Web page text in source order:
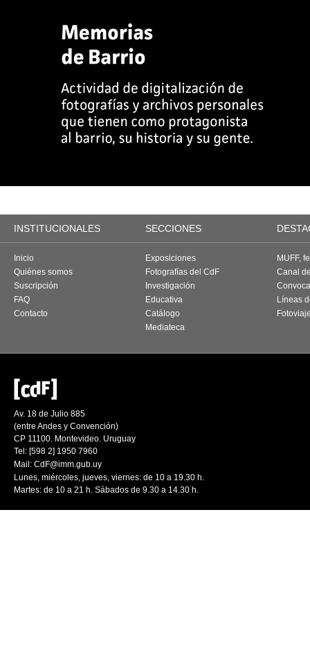
INSTITUCIONALES SECCIONES
Inicio
Quiénes somos
Suscripción
FAQ
Contacto
Exposiciones
Fotografías del CdF
Investigación
Educativa
Catálogo
Mediateca
MUFF,
Canal
Líneas
Av. 18 de Julio 885
(entre Andes y Convención)
CP 11100. Montevideo. Uruguay
Tel: [598 2] 1950 7960
Mail: CdF@imm.gub.uy
Lunes, miércoles, jueves, viernes: de 10 a 19.30 h.
Martes: de 10 a 21 h. Sábados de 9.30 a 14.30 h.